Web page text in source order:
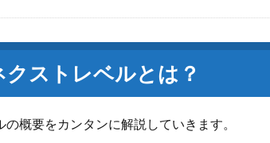
ストレベルとは？
概要をカンタンに解説していきます。